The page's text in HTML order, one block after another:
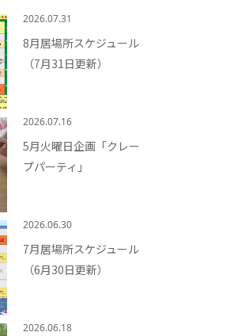
2026.07.31
8月居場所スケジュール
（7月31日更新）
2026.07.16
5月火曜日企画「クレー
プパーティ」
2026.06.30
7月居場所スケジュール
（6月30日更新）
2026.06.18